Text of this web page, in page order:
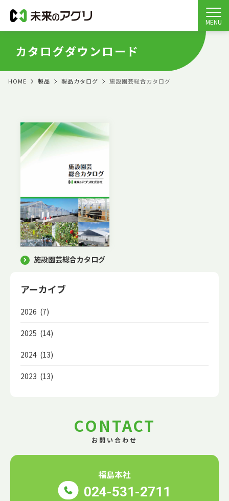
MENU
カタログダウンロード
HOME 製品 製品カタログ 施設園芸総合カタログ
アーカイブ
2026 (7)
2025 (14)
2024 (13)
2023 (13)
施設園芸総合カタログ
CONTACT
お問い合わせ
福島本社
024-531-2711